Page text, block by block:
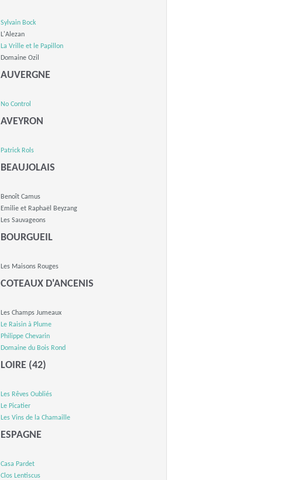
Sylvain Bock
L'Alezan
La Vrille et le Papillon
Domaine Ozil
AUVERGNE
No Control
AVEYRON
Patrick Rols
BEAUJOLAIS
Benoît Camus
Emilie et Raphaël Beyzang
Les Sauvageons
BOURGUEIL
Les Maisons Rouges
COTEAUX D'ANCENIS
Les Champs Jumeaux
Le Raisin à Plume
Philippe Chevarin
Domaine du Bois Rond
LOIRE (42)
Les Rêves Oubliés
Le Picatier
Les Vins de la Chamaille
ESPAGNE
Casa Pardet
Clos Lentiscus